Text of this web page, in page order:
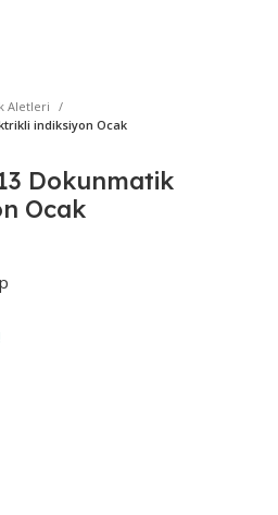
Aletleri
indiksiyon Ocak
Dokunmatik
Ocak